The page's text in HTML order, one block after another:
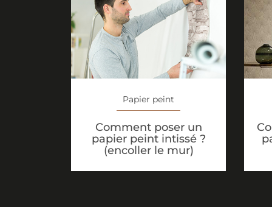
Papier peint
Comment poser un
papier peint intissé ?
(encoller le mur)